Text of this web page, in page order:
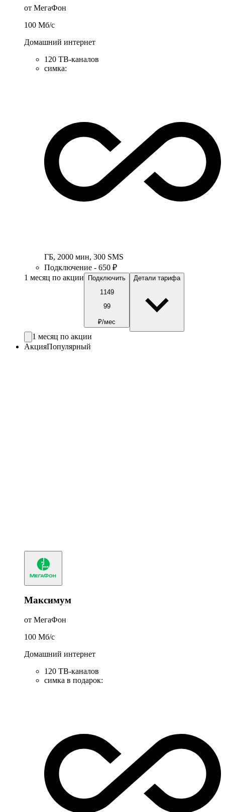
от МегаФон
100 Мб/c
Домашний интернет
120 ТВ-каналов
симка:
ГБ, 2000 мин, 300 SMS
Подключение - 650 ₽
1 месяц по акции
Подключить
1149
99
₽/мес
Детали тарифа
1 месяц по акции
АкцияПопулярный
Максимум
от МегаФон
100 Мб/c
Домашний интернет
120 ТВ-каналов
симка в подарок: